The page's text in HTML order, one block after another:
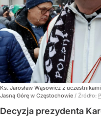
Ks. Jarosław Wąsowicz z
Jasną Górę w Częstochowie / Źródło:
Decyzja prezydenta